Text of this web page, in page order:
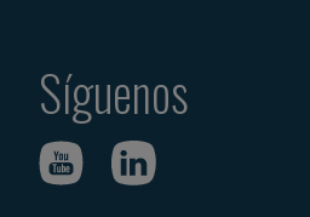
Síguenos